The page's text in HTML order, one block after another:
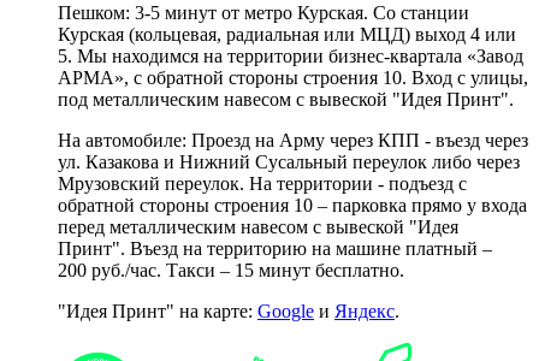
Пешком: 3-5 минут от метро Курская. Со станции
Курская (кольцевая, радиальная или МЦД) выход 4 или
5. Мы находимся на территории бизнес-квартала «Завод
АРМА», с обратной стороны строения 10. Вход с улицы,
под металлическим навесом с вывеской "Идея Принт".
На автомобиле: Проезд на Арму через КПП - въезд через
ул. Казакова и Нижний Сусальный переулок либо через
Мрузовский переулок. На территории - подъезд с
обратной стороны строения 10 – парковка прямо у входа
перед металлическим навесом с вывеской "Идея
Принт". Въезд на территорию на машине платный –
200 руб./час. Такси – 15 минут бесплатно.
"Идея Принт" на карте: Google и Яндекс.